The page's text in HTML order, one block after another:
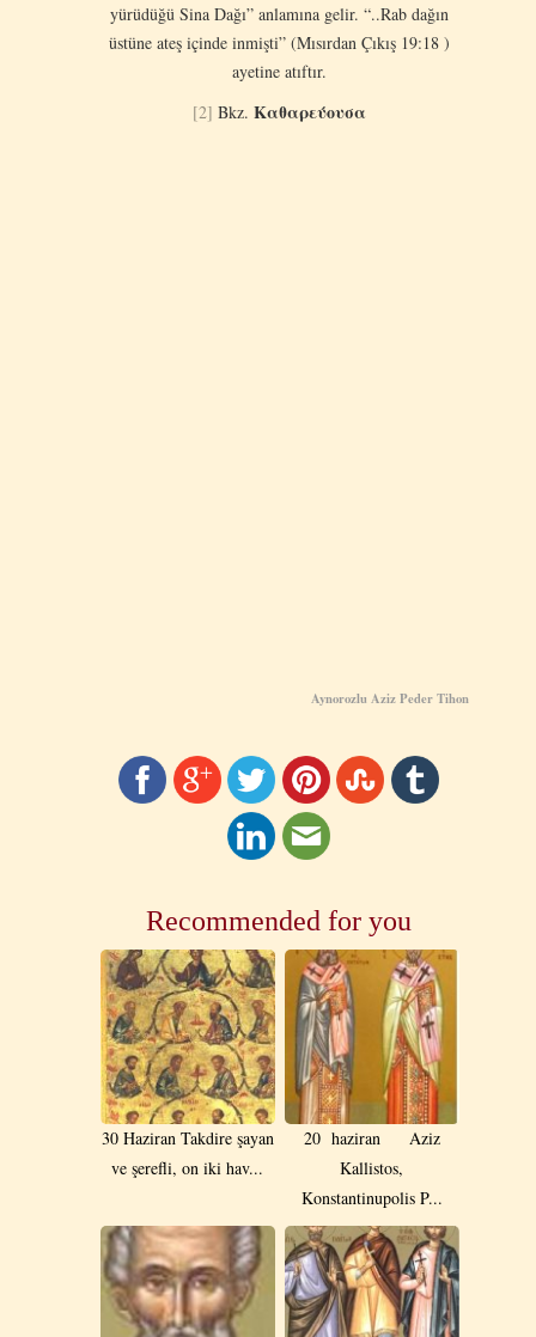
yürüdüğü Sina Dağı” anlamına gelir. “..Rab dağın
üstüne ateş içinde inmişti” (Mısırdan Çıkış 19:18 )
ayetine atıftır.
[2] Bkz. Καθαρεύουσα
Aynorozlu Aziz Peder Tihon
Recommended for you
30 Haziran Takdire şayan
ve şerefli, on iki hav...
20 haziran Aziz
Kallistos,
Konstantinupolis P...